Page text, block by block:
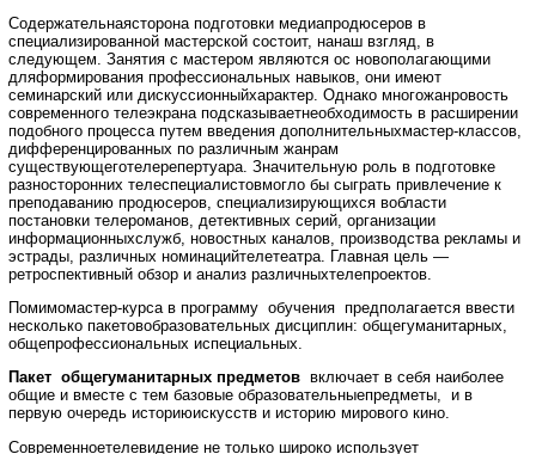
Содержательнаясторона подготовки медиапродюсеров в
специализированной мастерской состоит, нанаш взгляд, в
следующем. Занятия с мастером являются ос новополагающими
дляформирования профессиональных навыков, они имеют
семинарский или дискуссионныйхарактер. Однако многожанровость
современного телеэкрана подсказываетнеобходимость в расширении
подобного процесса путем введения дополнительныхмастер-классов,
дифференцированных по различным жанрам
существующеготелерепертуара. Значительную роль в подготовке
разносторонних телеспециалистовмогло бы сыграть привлечение к
преподаванию продюсеров, специализирующихся вобласти
постановки телероманов, детективных серий, организации
информационныхслужб, новостных каналов, производства рекламы и
эстрады, различных номинацийтелетеатра. Главная цель —
ретроспективный обзор и анализ различныхтелепроектов.
Помимомастер-кypca в программу обучения предполагается ввести
несколько пакетовобразовательных дисциплин: общегуманитарных,
общепрофессиональных испециальных.
Пакет общегуманитарных предметов включает в себя наиболее
общие и вместе с тем базовые образовательныепредметы, и в
первую очередь историюискусств и историю мирового кино.
Современноетелевидение не только широко использует